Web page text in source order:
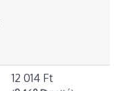
12 014 Ft